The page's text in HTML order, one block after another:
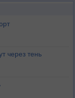
через тень